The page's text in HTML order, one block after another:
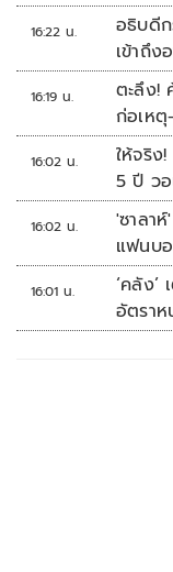
16:22 น.
อธิบดี
เข้าถึ
ชนวน
16:19 น.
ตะลึง!
ก่อเห
16:02 น.
ให้จริง
5 ปี ว
16:02 น.
'ซาลา
แฟนบ
16:01 น.
‘คลัง
อัตรา